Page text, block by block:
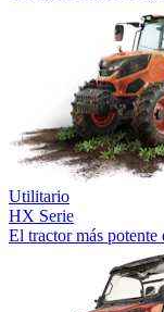
Utilitario
HX Serie
El tractor más